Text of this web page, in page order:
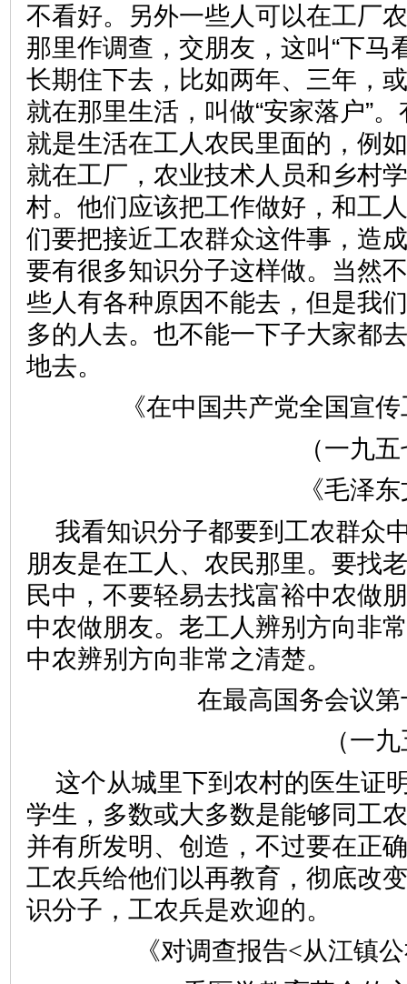
不看好。另外一些人可以在工厂
那里作调查，交朋友，这叫“下马
长期住下去，比如两年、三年，
就在那里生活，叫做“安家落户”
就是生活在工人农民里面的，例
就在工厂，农业技术人员和乡村
村。他们应该把工作做好，和工
们要把接近工农群众这件事，造
要有很多知识分子这样做。当然
些人有各种原因不能去，但是我
多的人去。也不能一下子大家都
地去。
《在中国共产党全国宣
（一九
《毛泽
我看知识分子都要到工农群众
朋友是在工人、农民那里。要找
民中，不要轻易去找富裕中农做
中农做朋友。老工人辨别方向非
中农辨别方向非常之清楚。
在最高国务会议
（一
这个从城里下到农村的医生证
学生，多数或大多数是能够同工
并有所发明、创造，不过要在正
工农兵给他们以再教育，彻底改
识分子，工农兵是欢迎的。
《对调查报告<从江镇